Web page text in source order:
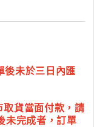
後未於三日內匯
貨當面付款，請
未完成者，訂單